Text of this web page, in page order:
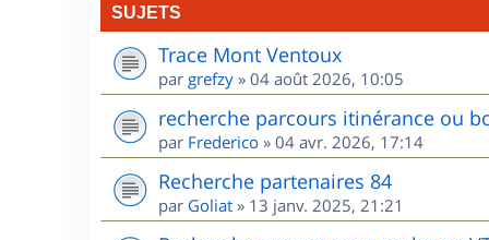
SUJETS
Trace Mont Ventoux
par grefzy » 04 août 2026, 10:05
recherche parcours itinérance ou
par Frederico » 04 avr. 2026, 17:14
Recherche partenaires 84
par Goliat » 13 janv. 2025, 21:21